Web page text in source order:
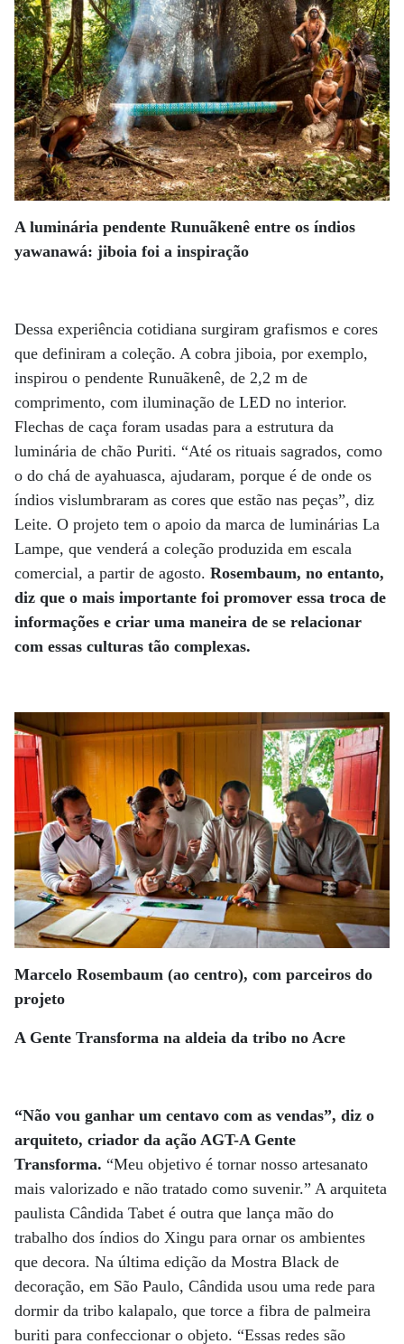
A luminária pendente Runuãkenê entre os índios
yawanawá: jiboia foi a inspiração
Dessa experiência cotidiana surgiram grafismos e cores
que definiram a coleção. A cobra jiboia, por exemplo,
inspirou o pendente Runuãkenê, de 2,2 m de
comprimento, com iluminação de LED no interior.
Flechas de caça foram usadas para a estrutura da
luminária de chão Puriti. “Até os rituais sagrados, como
o do chá de ayahuasca, ajudaram, porque é de onde os
índios vislumbraram as cores que estão nas peças”, diz
Leite. O projeto tem o apoio da marca de luminárias La
Lampe, que venderá a coleção produzida em escala
comercial, a partir de agosto. Rosembaum, no entanto,
diz que o mais importante foi promover essa troca de
informações e criar uma maneira de se relacionar
com essas culturas tão complexas.
Marcelo Rosembaum (ao centro), com parceiros do
projeto
A Gente Transforma na aldeia da tribo no Acre
“Não vou ganhar um centavo com as vendas”, diz o
arquiteto, criador da ação AGT-A Gente
Transforma. “Meu objetivo é tornar nosso artesanato
mais valorizado e não tratado como suvenir.” A arquiteta
paulista Cândida Tabet é outra que lança mão do
trabalho dos índios do Xingu para ornar os ambientes
que decora. Na última edição da Mostra Black de
decoração, em São Paulo, Cândida usou uma rede para
dormir da tribo kalapalo, que torce a fibra de palmeira
buriti para confeccionar o objeto. “Essas redes são